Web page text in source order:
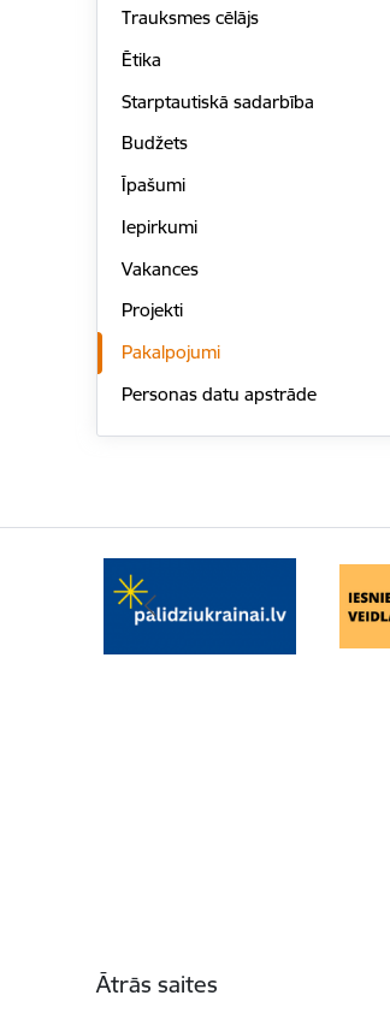
Trauksmes cēlājs
Ētika
Starptautiskā sadarbība
Budžets
Īpašumi
Iepirkumi
Vakances
Projekti
Pakalpojumi
Personas datu apstrāde
Ātrās saites